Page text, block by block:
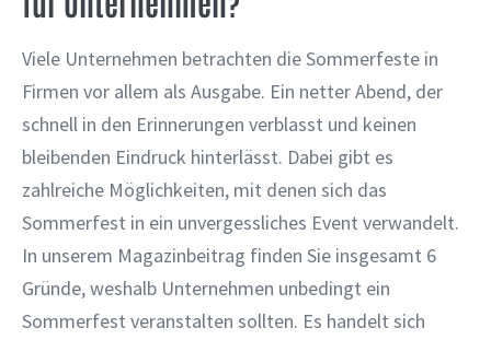
Viele Unternehmen betrachten die Sommerfeste in
Firmen vor allem als Ausgabe. Ein netter Abend, der
schnell in den Erinnerungen verblasst und keinen
bleibenden Eindruck hinterlässt. Dabei gibt es
zahlreiche Möglichkeiten, mit denen sich das
Sommerfest in ein unvergessliches Event verwandelt.
In unserem Magazinbeitrag finden Sie insgesamt 6
Gründe, weshalb Unternehmen unbedingt ein
Sommerfest veranstalten sollten. Es handelt sich